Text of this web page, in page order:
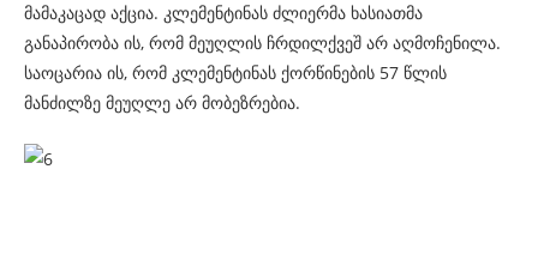
მამაკაცად აქცია. კლემენტინას ძლიერმა ხასიათმა
განაპირობა ის, რომ მეუღლის ჩრდილქვეშ არ აღმოჩენილა.
საოცარია ის, რომ კლემენტინას ქორწინების 57 წლის
მანძილზე მეუღლე არ მობეზრებია.